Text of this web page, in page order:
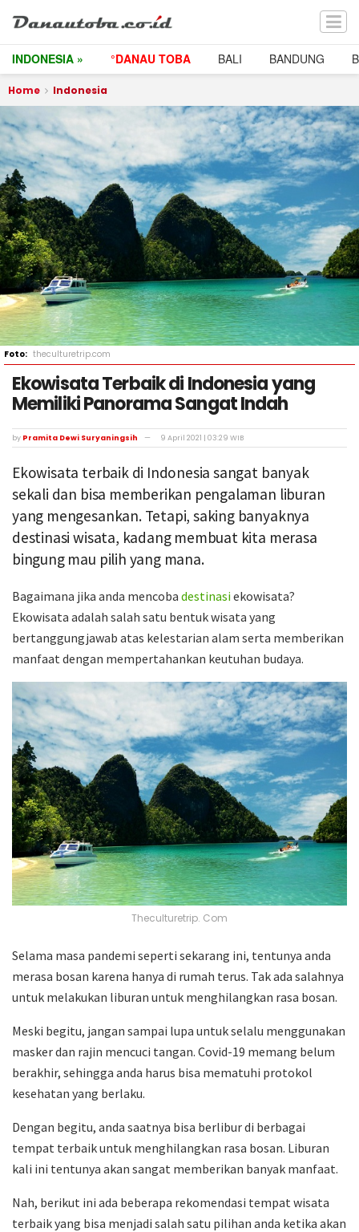
INDONESIA » °DANAU TOBA BALI BANDUNG
Home Indonesia
theculturetrip.com
Ekowisata Terbaik di Indonesia yang
Memiliki Panorama Sangat Indah
by Pramita Dewi Suryaningsih 9 April 2021 | 03:29 WIB
Ekowisata terbaik di Indonesia sangat banyak
sekali dan bisa memberikan pengalaman liburan
yang mengesankan. Tetapi, saking banyaknya
destinasi wisata, kadang membuat kita merasa
bingung mau pilih yang mana.
Bagaimana jika anda mencoba destinasiekowisata?
Ekowisata adalah salah satu bentuk wisata yang
bertanggungjawab atas kelestarian alam serta memberikan
manfaat dengan mempertahankan keutuhan budaya.
Theculturetrip. Com
Selama masa pandemi seperti sekarang ini, tentunya anda
merasa bosan karena hanya di rumah terus. Tak ada salahnya
untuk melakukan liburan untuk menghilangkan rasa bosan.
Meski begitu, jangan sampai lupa untuk selalu menggunakan
masker dan rajin mencuci tangan. Covid-19 memang belum
berakhir, sehingga anda harus bisa mematuhi protokol
kesehatan yang berlaku.
Dengan begitu, anda saatnya bisa berlibur di berbagai
tempat terbaik untuk menghilangkan rasa bosan. Liburan
kali ini tentunya akan sangat memberikan banyak manfaat.
Nah, berikut ini ada beberapa rekomendasi tempat wisata
terbaik yang bisa menjadi salah satu pilihan anda ketika akan